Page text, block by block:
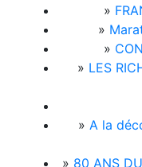
»
»
»
» LES
» A la
» 80 ANS